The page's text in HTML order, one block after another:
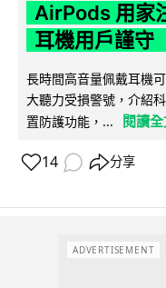
AirPods 用家
耳機用戶謹
長時間高音量佩戴耳機
大聽力受損警號，介紹
置防護功能，...
閱讀
14 分享
ADVERTISEMENT